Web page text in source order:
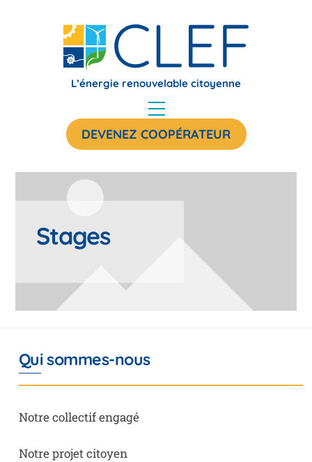
L’énergie renouvelable citoyenne
Menu
DEVENEZ COOPÉRATEUR
Stages
Qui sommes-nous
Notre collectif engagé
Notre projet citoyen